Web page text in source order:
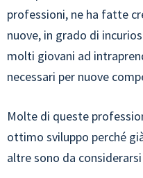
professioni, ne ha fatte
nuove, in grado di
molti giovani ad
necessari per nuove
Molte di queste
ottimo sviluppo perché
altre sono da